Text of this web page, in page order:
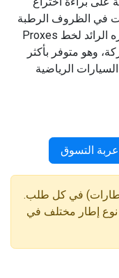
في الظروف الرطبة
والجافة. يعمل إطار Proxes Sport باعتباره الرائد لخط Proxes
وهو متوفر بأكثر
الرياضية
التسوق
نوع إطار مختلف في